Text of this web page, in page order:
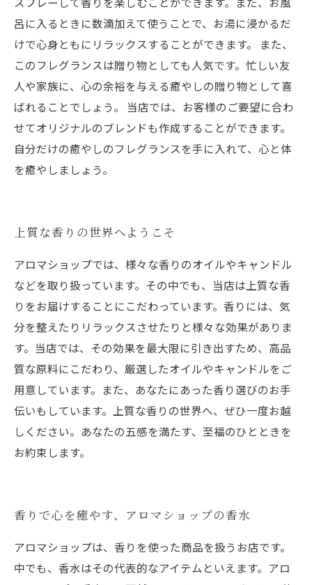
呂に入るときに数滴加えて使うことで、お湯に浸かるだ
けで心身ともにリラックスすることができます。 また、
このフレグランスは贈り物としても人気です。忙しい友
人や家族に、心の余裕を与える癒やしの贈り物として喜
ばれることでしょう。 当店では、お客様のご要望に合わ
せてオリジナルのブレンドも作成することができます。
自分だけの癒やしのフレグランスを手に入れて、心と体
を癒やしましょう。
上質な香りの世界へようこそ
アロマショップでは、様々な香りのオイルやキャンドル
などを取り扱っています。その中でも、当店は上質な香
りをお届けすることにこだわっています。香りには、気
分を整えたりリラックスさせたりと様々な効果がありま
す。当店では、その効果を最大限に引き出すため、高品
質な原料にこだわり、厳選したオイルやキャンドルをご
用意しています。また、あなたにあった香り選びのお手
伝いもしています。上質な香りの世界へ、ぜひ一度お越
しください。あなたの五感を満たす、至福のひとときを
お約束します。
香りで心を癒やす、アロマショップの香水
アロマショップは、香りを使った商品を扱うお店です。
中でも、香水はその代表的なアイテムといえます。アロ